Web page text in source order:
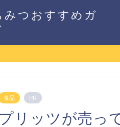
みつおすすめガ
食品 PR
プリッツが売っ